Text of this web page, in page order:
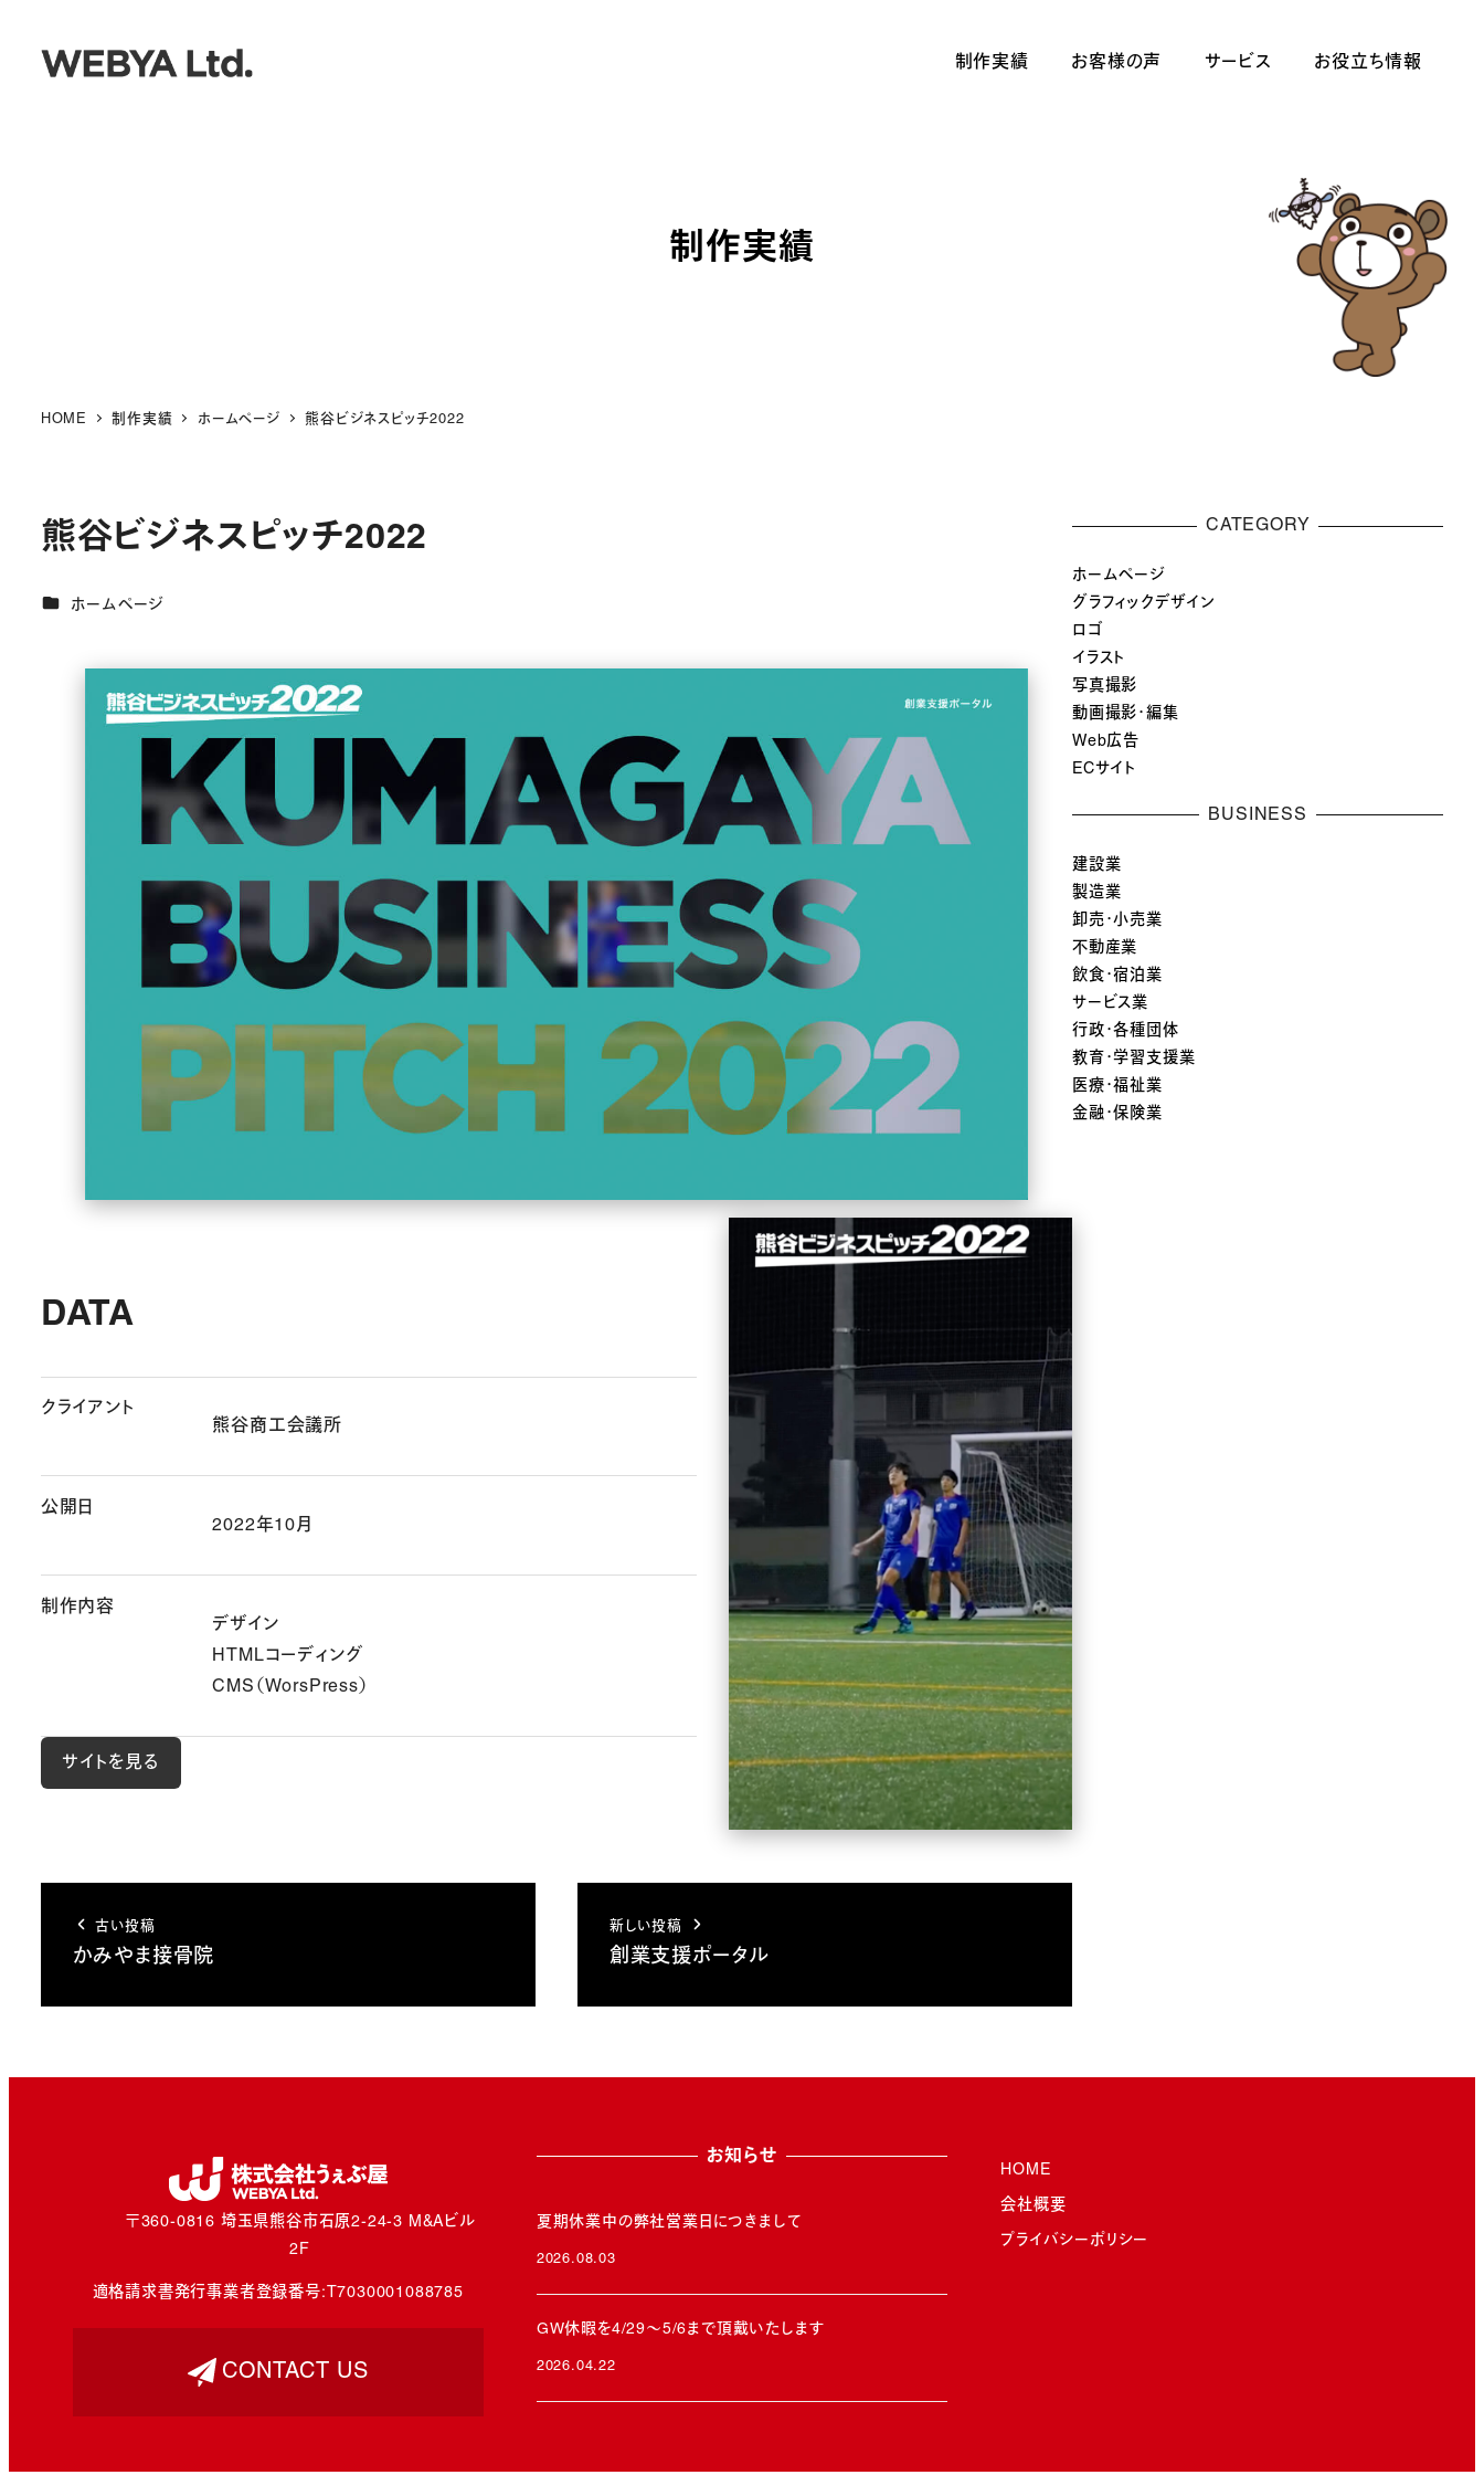
制作実績 お客様の声 サービス お役立ち情報
制作実績
HOME 制作実績 ホームページ 熊谷ビジネスピッチ2022
熊谷ビジネスピッチ2022
カテゴリー
ホームページ
DATA
クライアント
熊谷商工会議所
公開日
2022年10月
制作内容
デザイン
HTMLコーディング
CMS（WorsPress）
サイトを見る
古い投稿
かみやま接骨院
新しい投稿
創業支援ポータル
CATEGORY
ホームページ
グラフィックデザイン
ロゴ
イラスト
写真撮影
動画撮影・編集
Web広告
ECサイト
BUSINESS
建設業
製造業
卸売・小売業
不動産業
飲食・宿泊業
サービス業
行政・各種団体
教育・学習支援業
医療・福祉業
金融・保険業
〒360-0816 埼玉県熊谷市石原2-24-3 M&Aビル
2F
適格請求書発行事業者登録番号: T7030001088785
CONTACT US
お知らせ
夏期休業中の弊社営業日につきまして
2026.08.03
GW休暇を4/29～5/6まで頂戴いたします
2026.04.22
HOME
会社概要
プライバシーポリシー